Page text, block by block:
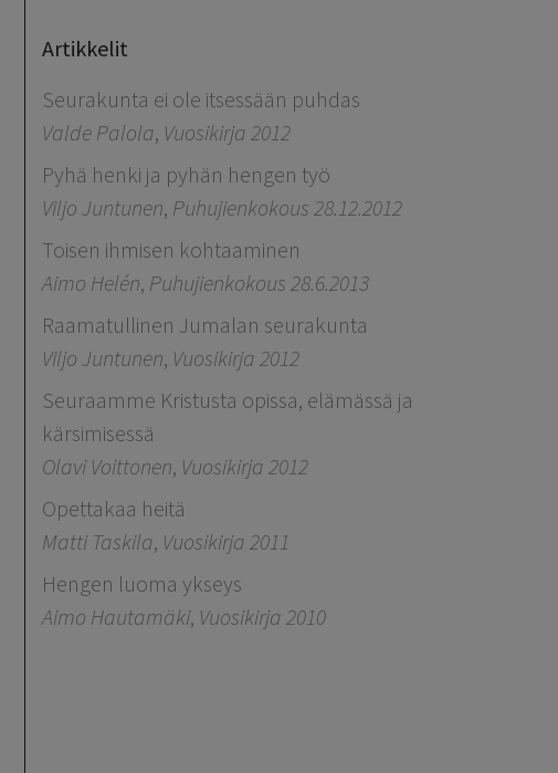
Artikkelit
Seurakunta ei ole itsessään puhdas
Valde Palola, Vuosikirja 2012
Pyhä henki ja pyhän hengen työ
Viljo Juntunen, Puhujienkokous 28.12.2012
Toisen ihmisen kohtaaminen
Aimo Helén, Puhujienkokous 28.6.2013
Raamatullinen Jumalan seurakunta
Viljo Juntunen, Vuosikirja 2012
Seuraamme Kristusta opissa, elämässä ja
kärsimisessä
Olavi Voittonen, Vuosikirja 2012
Opettakaa heitä
Matti Taskila, Vuosikirja 2011
Hengen luoma ykseys
Aimo Hautamäki, Vuosikirja 2010